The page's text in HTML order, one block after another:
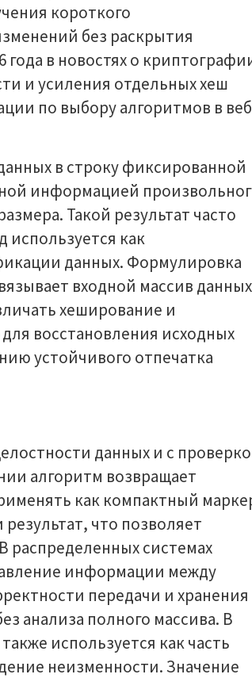
короткого
без раскрытия
в новостях о
и усиления отдельных хеш
по выбору алгоритмов в
в строку фиксированной
информацией
Такой результат часто
как
данных. Формулировка
входной массив данных
хеширование и
восстановления исходных
устойчивого отпечатка
данных и с
алгоритм возвращает
как компактный
что позволяет
распределенных системах
информации между
передачи и хранения
анализа полного массива. В
используется как часть
неизменности. Значение